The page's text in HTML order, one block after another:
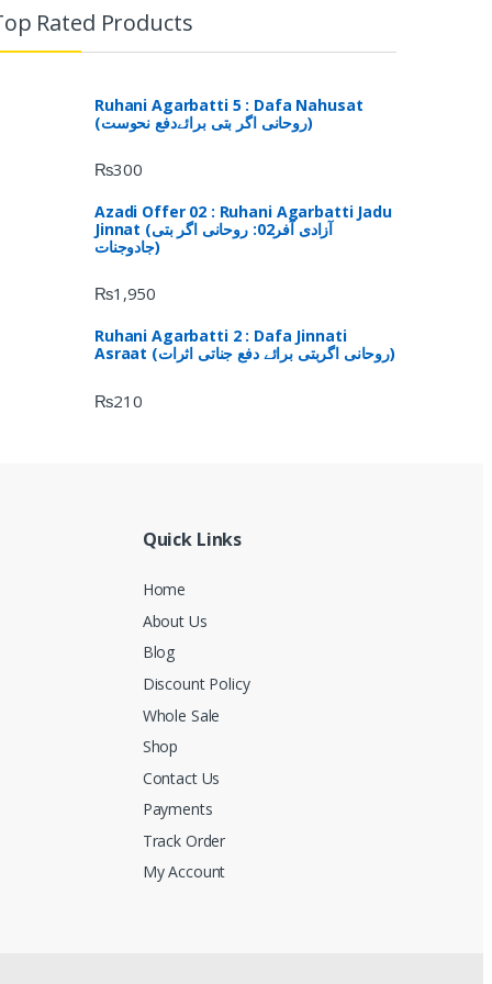
Rated Products
Ruhani Agarbatti 5 : Dafa Nahusat
(روحانی اگر بتی برائےدفع نحوست)
₨300
Azadi Offer 02 : Ruhani Agarbatti Jadu
Jinnat (آزادی آفر02: روحانی اگر بتی
جادوجنات)
₨1,950
Ruhani Agarbatti 2 : Dafa Jinnati
Asraat (روحانی اگربتی برائے دفع جناتی اثرات)
₨210
Quick Links
Home
About Us
Blog
Discount Policy
Whole Sale
Shop
Contact Us
Payments
Track Order
My Account